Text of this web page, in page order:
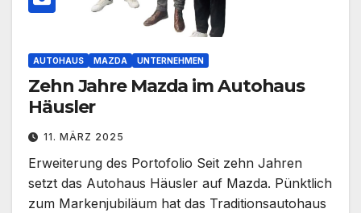
AUTOHAUS MAZDA UNTERNEHMEN
Zehn Jahre Mazda im Autohaus
Häusler
11. MÄRZ 2025
Erweiterung des Portofolio Seit zehn Jahren
setzt das Autohaus Häusler auf Mazda. Pünktlich
zum Markenjubiläum hat das Traditionsautohaus